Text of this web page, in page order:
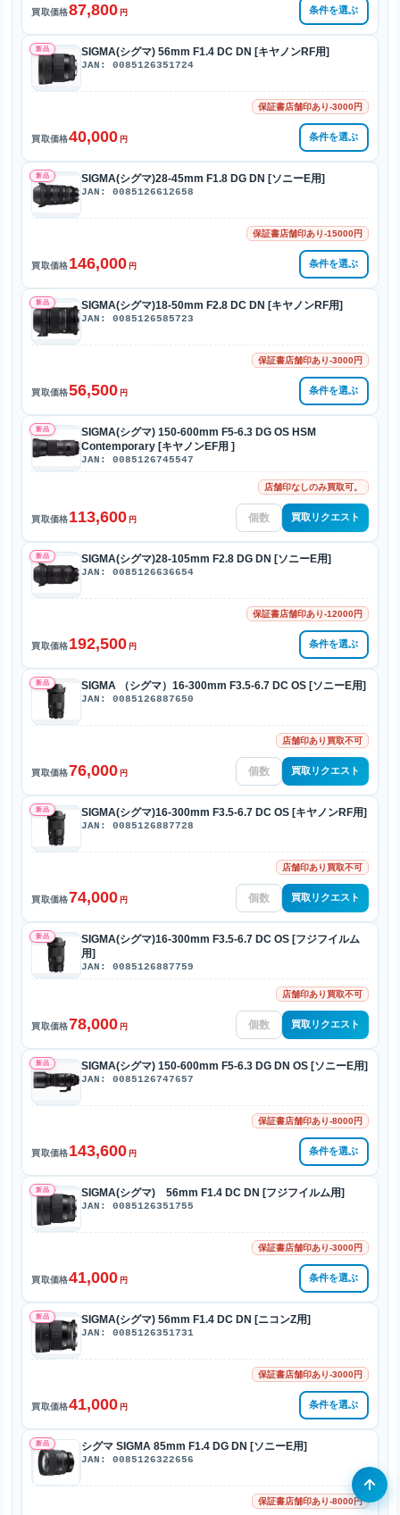
買取価格87,800 円 条件を選ぶ
新品 SIGMA(シグマ) 56mm F1.4 DC DN [キヤノンRF用]
JAN: 0085126351724
保証書店舗印あり-3000円
買取価格40,000 円 条件を選ぶ
新品 SIGMA(シグマ)28-45mm F1.8 DG DN [ソニーE用]
JAN: 0085126612658
保証書店舗印あり-15000円
買取価格146,000 円 条件を選ぶ
新品 SIGMA(シグマ)18-50mm F2.8 DC DN [キヤノンRF用]
JAN: 0085126585723
保証書店舗印あり-3000円
買取価格56,500 円 条件を選ぶ
新品
SIGMA(シグマ) 150-600mm F5-6.3 DG OS HSM
Contemporary [キヤノンEF用 ]
JAN: 0085126745547
店舗印なしのみ買取可。
買取価格113,600 円 買取リクエスト
新品 SIGMA(シグマ)28-105mm F2.8 DG DN [ソニーE用]
JAN: 0085126636654
保証書店舗印あり-12000円
買取価格192,500 円 条件を選ぶ
新品 SIGMA （シグマ）16-300mm F3.5-6.7 DC OS [ソニーE用]
JAN: 0085126887650
店舗印あり買取不可
買取価格76,000 円 買取リクエスト
新品 SIGMA(シグマ)16-300mm F3.5-6.7 DC OS [キヤノンRF用]
JAN: 0085126887728
店舗印あり買取不可
買取価格74,000 円 買取リクエスト
新品
SIGMA(シグマ)16-300mm F3.5-6.7 DC OS [フジフイルム
用]
JAN: 0085126887759
店舗印あり買取不可
買取価格78,000 円 買取リクエスト
新品 SIGMA(シグマ) 150-600mm F5-6.3 DG DN OS [ソニーE用]
JAN: 0085126747657
保証書店舗印あり-8000円
買取価格143,600 円 条件を選ぶ
新品 SIGMA(シグマ) 56mm F1.4 DC DN [フジフイルム用]
JAN: 0085126351755
保証書店舗印あり-3000円
買取価格41,000 円 条件を選ぶ
新品 SIGMA(シグマ) 56mm F1.4 DC DN [ニコンZ用]
JAN: 0085126351731
保証書店舗印あり-3000円
買取価格41,000 円 条件を選ぶ
新品 シグマ SIGMA 85mm F1.4 DG DN [ソニーE用]
JAN: 0085126322656
保証書店舗印あり-8000円